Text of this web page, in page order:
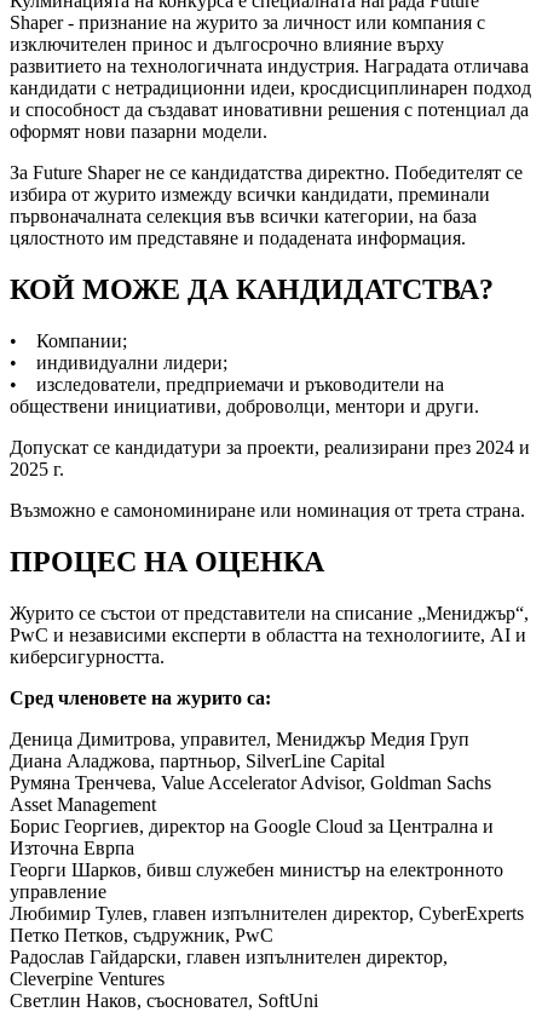
Shaper - признание на журито за личност или компания с
изключителен принос и дългосрочно влияние върху
развитието на технологичната индустрия. Наградата отличава
кандидати с нетрадиционни идеи, кросдисциплинарен подход
и способност да създават иновативни решения с потенциал да
оформят нови пазарни модели.
За Future Shaper не се кандидатства директно. Победителят се
избира от журито измежду всички кандидати, преминали
първоначалната селекция във всички категории, на база
цялостното им представяне и подадената информация.
КОЙ МОЖЕ ДА КАНДИДАТСТВА?
• Компании;
• индивидуални лидери;
• изследователи, предприемачи и ръководители на
обществени инициативи, доброволци, ментори и други.
Допускат се кандидатури за проекти, реализирани през 2024 и
2025 г.
Възможно е самономиниране или номинация от трета страна.
ПРОЦЕС НА ОЦЕНКА
Журито се състои от представители на списание „Мениджър“,
PwC и независими експерти в областта на технологиите, AI и
киберсигурността.
Сред членовете на журито са:
Деница Димитрова, управител, Мениджър Медия Груп
Диана Аладжова, партньор, SilverLine Capital
Румяна Тренчева, Value Accelerator Advisor, Goldman Sachs
Asset Management
Борис Георгиев, директор на Google Cloud за Централна и
Източна Еврпа
Георги Шарков, бивш служебен министър на електронното
управление
Любимир Тулев, главен изпълнителен директор, CyberExperts
Петко Петков, съдружник, PwC
Радослав Гайдарски, главен изпълнителен директор,
Cleverpine Ventures
Светлин Наков, съосновател, SoftUni